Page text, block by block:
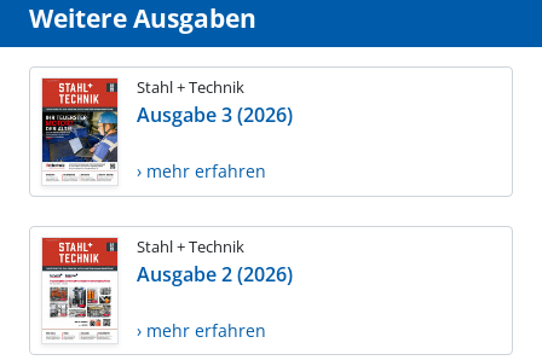
Weitere Ausgaben
Stahl + Technik
Ausgabe 3 (2026)
› mehr erfahren
Stahl + Technik
Ausgabe 2 (2026)
› mehr erfahren